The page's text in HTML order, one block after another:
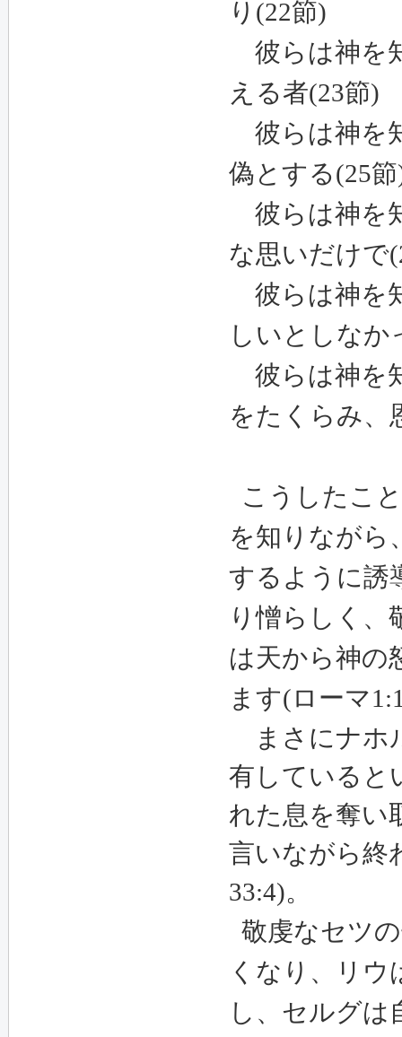
り (22節)
彼らは神を
える者(23節)
彼らは神を
偽とする(25節
彼らは神を
な思いだけで
彼らは神を
しいとしなか
彼らは神を
をたくらみ、
こうしたこ
を知りながら
するように誘
り憎らしく、
は天から神の
ます(ローマ
まさにナホ
有していると
れた息を奪い
言いながら終
33:4)。
敬虔なセツ
くなり、リウ
し、セルグは